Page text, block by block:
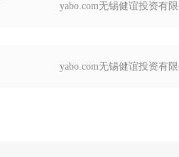
yabo.com无锡健谊投资有限
yabo.com无锡健谊投资有限